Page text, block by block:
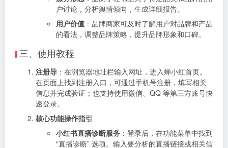
户讨论，分析舆情倾向，生成详细报告。
用户价值 ：品牌商家可及时了解用户对品牌和产品
的看法，调整品牌策略，提升品牌形象和口碑。
三、使用教程
注册导 ：在浏览器地址栏输入网址，进入蝉小红首页。
在页面上找到注册入口，可通过手机号注册，填写相关
信息并完成验证；也支持使用微信、QQ 等第三方账号快
速登录。
核心功能操作指引
小红书直播诊断服务 ：登录后，在功能菜单中找到
“直播诊断” 选项。输入要分析的直播链接或相关信